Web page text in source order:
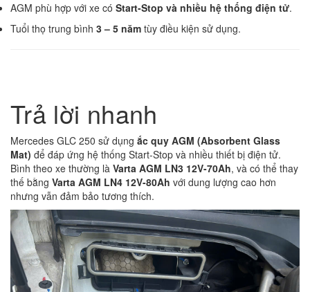
AGM phù hợp với xe có Start-Stop và nhiều hệ thống điện tử.
Tuổi thọ trung bình 3 – 5 năm tùy điều kiện sử dụng.
Trả lời nhanh
Mercedes GLC 250 sử dụng ắc quy AGM (Absorbent Glass
Mat) để đáp ứng hệ thống Start-Stop và nhiều thiết bị điện tử.
Bình theo xe thường là Varta AGM LN3 12V-70Ah, và có thể thay
thế bằng Varta AGM LN4 12V-80Ah với dung lượng cao hơn
nhưng vẫn đảm bảo tương thích.